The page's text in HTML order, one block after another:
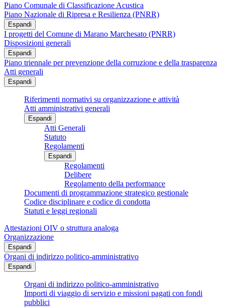
Piano Comunale di Classificazione Acustica
Piano Nazionale di Ripresa e Resilienza (PNRR)
Espandi
I progetti del Comune di Marano Marchesato (PNRR)
Disposizioni generali
Espandi
Piano triennale per prevenzione della corruzione e della trasparenza
Atti generali
Espandi
Riferimenti normativi su organizzazione e attività
Atti amministrativi generali
Espandi
Atti Generali
Statuto
Regolamenti
Espandi
Regolamenti
Delibere
Regolamento della performance
Documenti di programmazione strategico gestionale
Codice disciplinare e codice di condotta
Statuti e leggi regionali
Attestazioni OIV o struttura analoga
Organizzazione
Espandi
Organi di indirizzo politico-amministrativo
Espandi
Organi di indirizzo politico-amministrativo
Importi di viaggio di servizio e missioni pagati con fondi
pubblici